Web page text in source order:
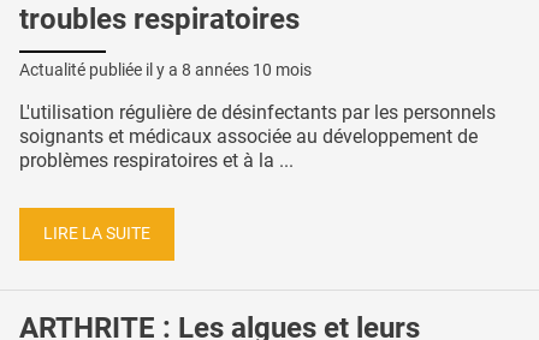
troubles respiratoires
Actualité publiée il y a 8 années 10 mois
L'utilisation régulière de désinfectants par les personnels
soignants et médicaux associée au développement de
problèmes respiratoires et à la ...
LIRE LA SUITE
ARTHRITE : Les algues et leurs